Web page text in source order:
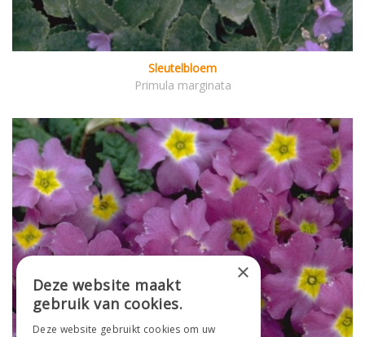
Sleutelbloem
Primula marginata
×
Deze website maakt
gebruik van cookies.
Deze website gebruikt cookies om uw